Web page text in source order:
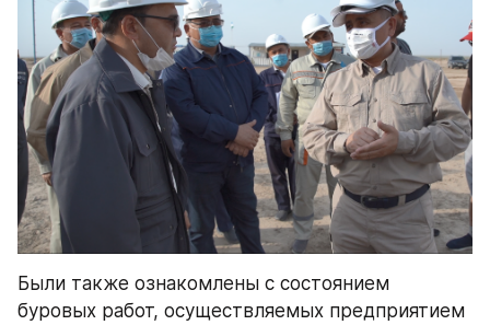
Были также ознакомлены с состоянием
буровых работ, осуществляемых предприятием